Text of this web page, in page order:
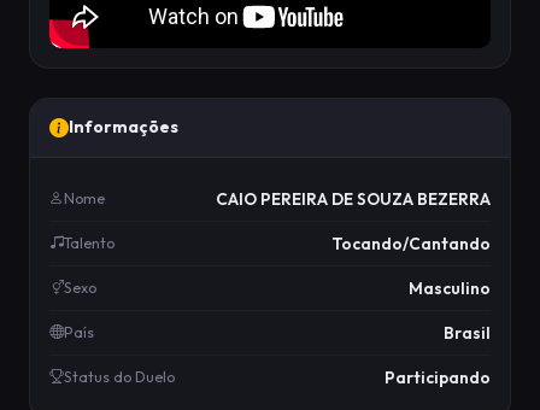
Informações
Nome CAIO PEREIRA DE SOUZA BEZERRA
Talento Tocando/Cantando
Sexo Masculino
País Brasil
Status do Duelo Participando